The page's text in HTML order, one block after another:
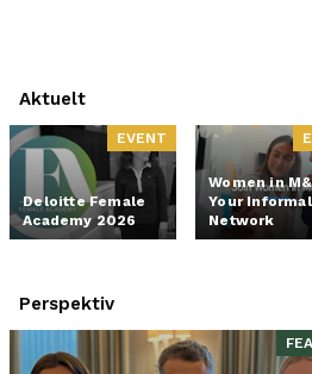
Aktuelt
EVENT
Deloitte Female
Academy 2026
Women in
Your Informal
Network
Perspektiv